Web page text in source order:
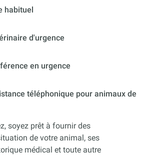
habituel
d'urgence
en urgence
téléphonique pour animaux de
soyez prêt à fournir des
de votre animal, ses
médical et toute autre